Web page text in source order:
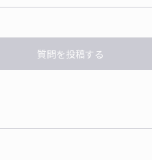
質問を投稿する